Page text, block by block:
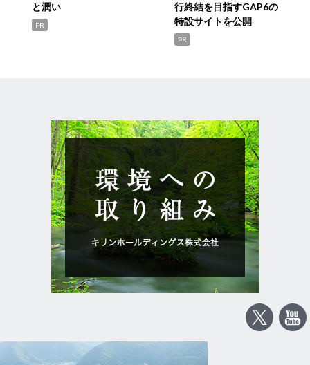
と潤い
PR
行終結を目指すGAP6の
特設サイトを公開
PR